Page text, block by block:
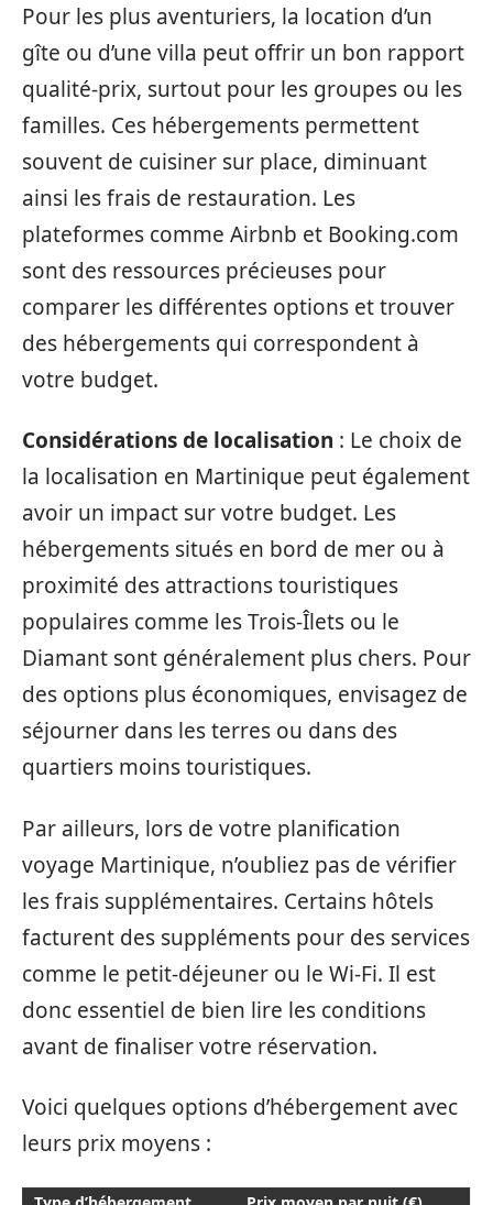
Pour les plus aventuriers, la location d’un
gîte ou d’une villa peut offrir un bon rapport
qualité-prix, surtout pour les groupes ou les
familles. Ces hébergements permettent
souvent de cuisiner sur place, diminuant
ainsi les frais de restauration. Les
plateformes comme Airbnb et Booking.com
sont des ressources précieuses pour
comparer les différentes options et trouver
des hébergements qui correspondent à
votre budget.
Considérations de localisation : Le choix de
la localisation en Martinique peut également
avoir un impact sur votre budget. Les
hébergements situés en bord de mer ou à
proximité des attractions touristiques
populaires comme les Trois-Îlets ou le
Diamant sont généralement plus chers. Pour
des options plus économiques, envisagez de
séjourner dans les terres ou dans des
quartiers moins touristiques.
Par ailleurs, lors de votre planification
voyage Martinique, n’oubliez pas de vérifier
les frais supplémentaires. Certains hôtels
facturent des suppléments pour des services
comme le petit-déjeuner ou le Wi-Fi. Il est
donc essentiel de bien lire les conditions
avant de finaliser votre réservation.
Voici quelques options d’hébergement avec
leurs prix moyens :